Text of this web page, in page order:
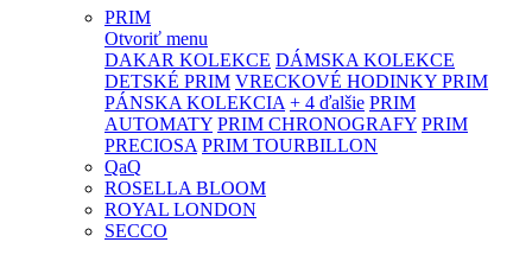
PRIM
Otvoriť menu
DAKAR KOLEKCE DÁMSKA KOLEKCE
DETSKÉ PRIM VRECKOVÉ HODINKY PRIM
PÁNSKA KOLEKCIA + 4 ďalšie PRIM
AUTOMATY PRIM CHRONOGRAFY PRIM
PRECIOSA PRIM TOURBILLON
QaQ
ROSELLA BLOOM
ROYAL LONDON
SECCO